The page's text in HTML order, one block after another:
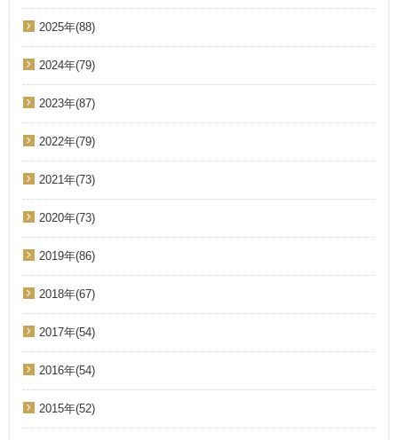
2025年(88)
2024年(79)
2023年(87)
2022年(79)
2021年(73)
2020年(73)
2019年(86)
2018年(67)
2017年(54)
2016年(54)
2015年(52)